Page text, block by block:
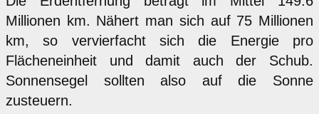
Millionen km. Nähert man sich auf 75 Millionen
km, so vervierfacht sich die Energie pro
Flächeneinheit und damit auch der Schub.
Sonnensegel sollten also auf die Sonne
zusteuern.